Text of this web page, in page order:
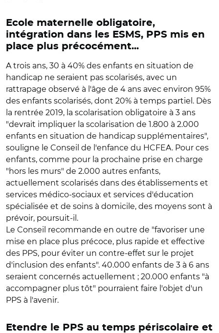
Ecole maternelle obligatoire,
intégration dans les ESMS, PPS mis en
place plus précocément...
A trois ans, 30 à 40% des enfants en situation de
handicap ne seraient pas scolarisés, avec un
rattrapage observé à l'âge de 4 ans avec environ 95%
des enfants scolarisés, dont 20% à temps partiel. Dès
la rentrée 2019, la scolarisation obligatoire à 3 ans
"devrait impliquer la scolarisation de 1.800 à 2.000
enfants en situation de handicap supplémentaires",
souligne le Conseil de l'enfance du HCFEA. Pour ces
enfants, comme pour la prochaine prise en charge
"hors les murs" de 2.000 autres enfants,
actuellement scolarisés dans des établissements et
services médico-sociaux et services d'éducation
spécialisée et de soins à domicile, des moyens sont à
prévoir, poursuit-il.
Le Conseil recommande en outre de "favoriser une
mise en place plus précoce, plus rapide et effective
des PPS, pour éviter un contre-effet sur le projet
d'inclusion des enfants". 40.000 enfants de 3 à 6 ans
seraient concernés actuellement ; 20.000 enfants "à
accompagner plus tôt" pourraient faire l'objet d'un
PPS à l'avenir.
Etendre le PPS au temps périscolaire et